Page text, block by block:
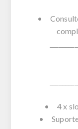
•
• 4 x
• Suporte